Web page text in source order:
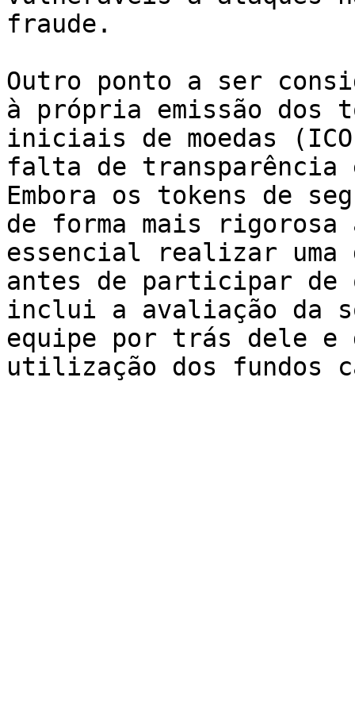
fraude.
Outro ponto a ser
à própria emissão dos
iniciais de moedas
falta de transparência
Embora os tokens de
de forma mais rigorosa
essencial realizar uma
antes de participar
inclui a avaliação da
equipe por trás dele e